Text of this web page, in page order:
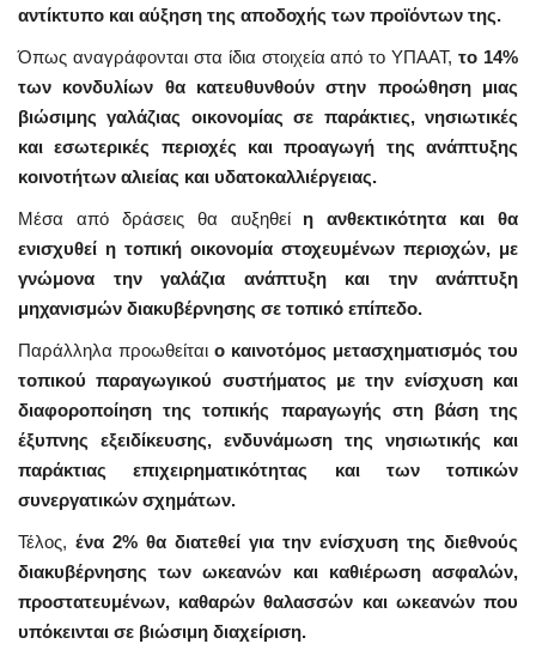
αντίκτυπο και αύξηση της αποδοχής των προϊόντων της.
Όπως αναγράφονται στα ίδια στοιχεία από το ΥΠΑΑΤ, το 14%
των κονδυλίων θα κατευθυνθούν στην προώθηση μιας
βιώσιμης γαλάζιας οικονομίας σε παράκτιες, νησιωτικές
και εσωτερικές περιοχές και προαγωγή της ανάπτυξης
κοινοτήτων αλιείας και υδατοκαλλιέργειας.
Μέσα από δράσεις θα αυξηθεί η ανθεκτικότητα και θα
ενισχυθεί η τοπική οικονομία στοχευμένων περιοχών, με
γνώμονα την γαλάζια ανάπτυξη και την ανάπτυξη
μηχανισμών διακυβέρνησης σε τοπικό επίπεδο.
Παράλληλα προωθείται ο καινοτόμος μετασχηματισμός του
τοπικού παραγωγικού συστήματος με την ενίσχυση και
διαφοροποίηση της τοπικής παραγωγής στη βάση της
έξυπνης εξειδίκευσης, ενδυνάμωση της νησιωτικής και
παράκτιας επιχειρηματικότητας και των τοπικών
συνεργατικών σχημάτων.
Τέλος, ένα 2% θα διατεθεί για την ενίσχυση της διεθνούς
διακυβέρνησης των ωκεανών και καθιέρωση ασφαλών,
προστατευμένων, καθαρών θαλασσών και ωκεανών που
υπόκεινται σε βιώσιμη διαχείριση.